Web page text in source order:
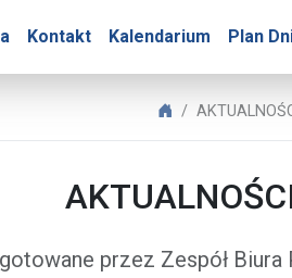
Kontakt Kalendarium Plan
–
Biuro Prasowe
przez Zespół